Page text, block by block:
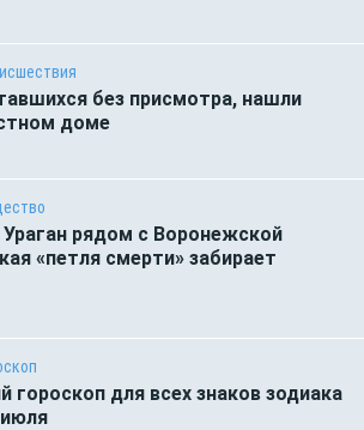
без присмотра, нашли
доме
Ураган рядом с Воронежской
«петля смерти» забирает
гороскоп для всех знаков зодиака